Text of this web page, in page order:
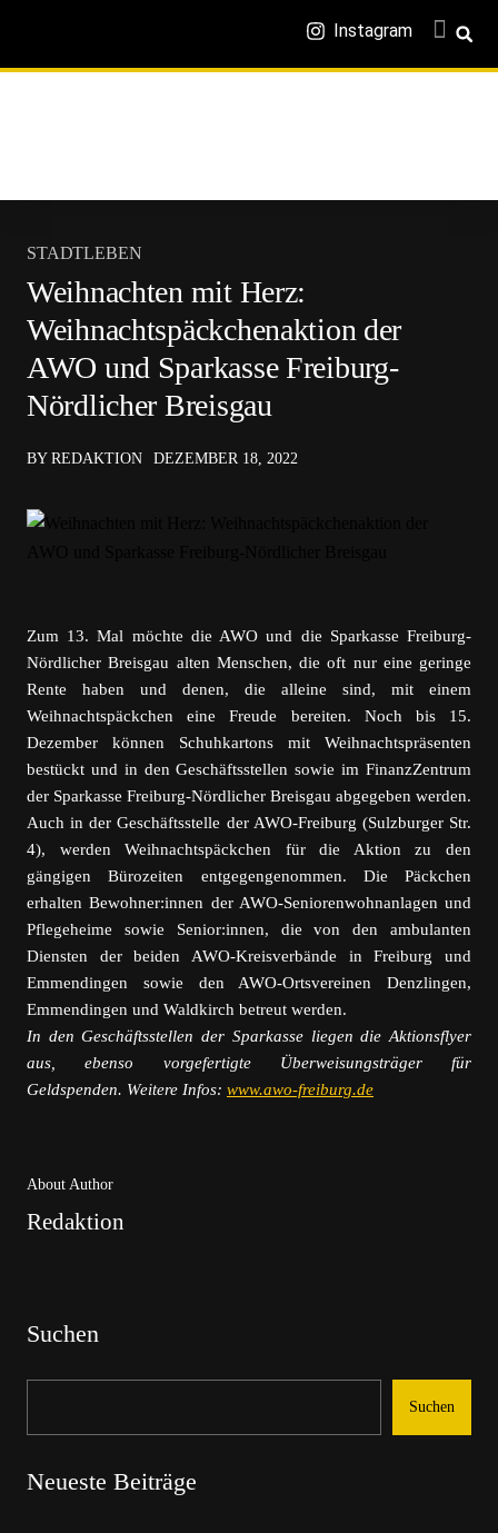
Instagram
STADTLEBEN
Weihnachten mit Herz:
Weihnachtspäckchenaktion der
AWO und Sparkasse Freiburg-
Nördlicher Breisgau
BY REDAKTION DEZEMBER 18, 2022
Zum 13. Mal möchte die AWO und die Sparkasse Freiburg-
Nördlicher Breisgau alten Menschen, die oft nur eine geringe
Rente haben und denen, die alleine sind, mit einem
Weihnachtspäckchen eine Freude bereiten. Noch bis 15.
Dezember können Schuhkartons mit Weihnachtspräsenten
bestückt und in den Geschäftsstellen sowie im FinanzZentrum
der Sparkasse Freiburg-Nördlicher Breisgau abgegeben werden.
Auch in der Geschäftsstelle der AWO-Freiburg (Sulzburger Str.
4), werden Weihnachts­päckchen für die Aktion zu den
gängigen Bürozeiten entgegengenommen. Die Päckchen
erhalten Bewohner:innen der AWO-Seniorenwohnanlagen und
Pflegeheime sowie Senior:innen, die von den ambulanten
Diensten der beiden AWO-Kreisverbände in Freiburg und
Emmendingen sowie den AWO-Ortsvereinen Denzlingen,
Emmendingen und Waldkirch betreut werden.
In den Geschäftsstellen der Sparkasse liegen die Aktionsflyer
aus, ebenso vorgefertigte Überweisungsträger für
Geldspenden. Weitere Infos: www.awo-freiburg.de
About Author
Redaktion
Suchen
Suchen
Neueste Beiträge